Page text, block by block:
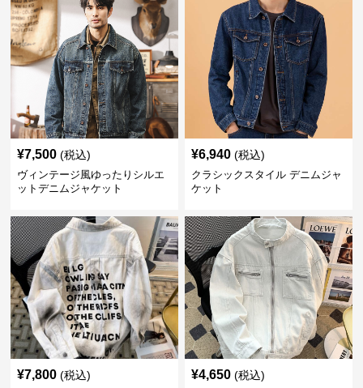
¥7,500 (税込)
ヴィンテージ風ゆったりシルエ
ットデニムジャケット
¥6,940 (税込)
クラシックスタイル デニムジャ
ケット
¥7,800 (税込) ¥4,650 (税込)